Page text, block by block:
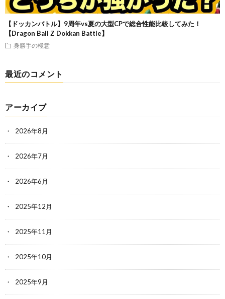
【ドッカンバトル】9周年vs夏の大型CPで総合性能比較してみた！
【Dragon Ball Z Dokkan Battle】
身勝手の極意
最近のコメント
アーカイブ
2026年8月
2026年7月
2026年6月
2025年12月
2025年11月
2025年10月
2025年9月